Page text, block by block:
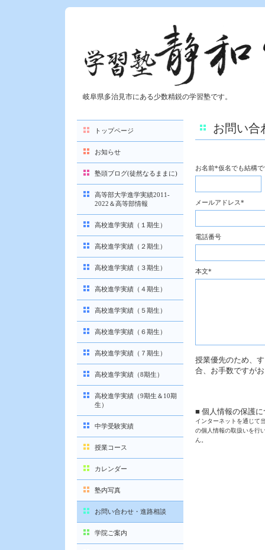
岐阜県多治見市にある少数精鋭の学習塾です。
お問い合
お名前*仮名でも結構で
メールアドレス*
電話番号
本文*
授業優先のため、
合、お手数ですが
■ 個人情報の保護に
インターネットを通じて
の個人情報の取扱いを行
ん。
トップページ
お知らせ
塾頭ブログ(徒然なるままに)
高等部大学進学実績2011-
2022＆高等部情報
高校進学実績（１期生）
高校進学実績（２期生）
高校進学実績（３期生）
高校進学実績（４期生）
高校進学実績（５期生）
高校進学実績（６期生）
高校進学実績（７期生）
高校進学実績（8期生）
高校進学実績（9期生＆10期
生）
中学受験実績
授業コース
カレンダー
塾内写真
お問い合わせ・進路相談
学院ご案内